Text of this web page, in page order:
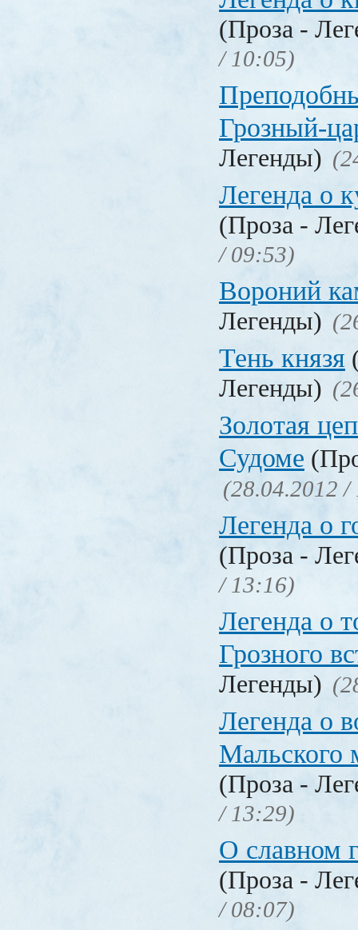
(Проза -
/ 10:05)
Грозный-
Легенды)
Легенда о
(Проза -
/ 09:53)
Вороний
Легенды)
Тень князя
Легенды)
Золотая
Судоме
(28.04.2012 /
Легенда о
(Проза -
/ 13:16)
Легенда о
Грозного
Легенды)
Легенда о
Мальского
(Проза -
/ 13:29)
О славном
(Проза -
/ 08:07)